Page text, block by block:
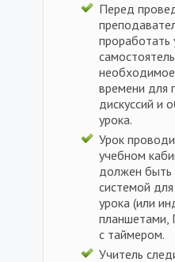
Перед
проработать
времени для
дискуссий и
урока.
Урок
учебном
должен быть
системой
урока (или
планшетами,
с таймером.
Учитель